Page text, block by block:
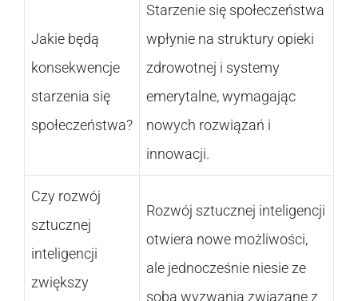
Jakie będą
konsekwencje
starzenia się
społeczeństwa?
Starzenie się społeczeństwa
wpłynie na struktury opieki
zdrowotnej i systemy
emerytalne, wymagając
nowych rozwiązań i
innowacji.
Czy rozwój
sztucznej
inteligencji
zwiększy
Rozwój sztucznej inteligencji
otwiera nowe możliwości,
ale jednocześnie niesie ze
sobą wyzwania związane z